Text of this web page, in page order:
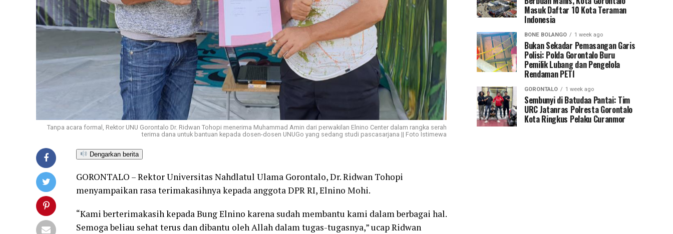
Tanpa acara formal, Rektor UNU Gorontalo Dr. Ridwan Tohopi menerima Muhammad Amin dari perwakilan Elnino Center dalam rangka serah
terima dana untuk bantuan kepada dosen-dosen UNUGo yang sedang studi pascasarjana || Foto Istimewa
Dengarkan berita
GORONTALO – Rektor Universitas Nahdlatul Ulama Gorontalo, Dr. Ridwan Tohopi
menyampaikan rasa terimakasihnya kepada anggota DPR RI, Elnino Mohi.
“Kami berterimakasih kepada Bung Elnino karena sudah membantu kami dalam berbagai hal.
Semoga beliau sehat terus dan dibantu oleh Allah dalam tugas-tugasnya,” ucap Ridwan
Masuk Daftar 10 Kota Teraman
Indonesia
BONE BOLANGO 1 week ago
Bukan Sekadar Pemasangan Garis
Polisi: Polda Gorontalo Buru
Pemilik Lubang dan Pengelola
Rendaman PETI
GORONTALO 1 week ago
Sembunyi di Batudaa Pantai: Tim
URC Jatanras Polresta Gorontalo
Kota Ringkus Pelaku Curanmor